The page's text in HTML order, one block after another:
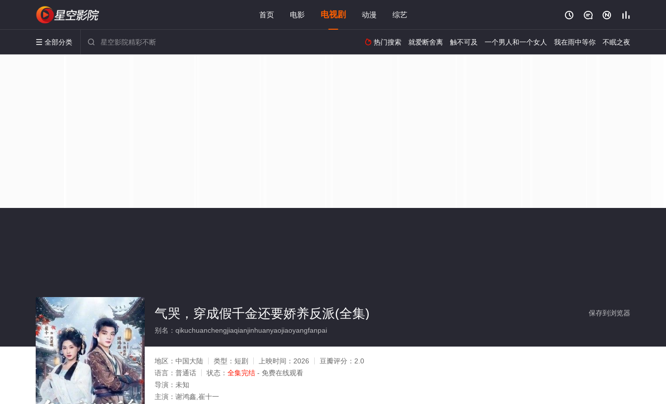
首页 电影 电视剧 动漫 综艺    
 全部分类   热门搜索 就爱断舍离 触不可及 一个男人和一个女人 我在雨中等你 不眠之夜
保存到浏览器
气哭，穿成假千金还要娇养反派(全集)
别名：qikuchuanchengjiaqianjinhuanyaojiaoyangfanpai
地区： 中国大陆 类型： 短剧 上映时间： 2026 豆瓣评分： 2.0
语言： 普通话 状态： 全集完结 - 免费在线观看
导演： 未知
主演： 谢鸿鑫,崔十一